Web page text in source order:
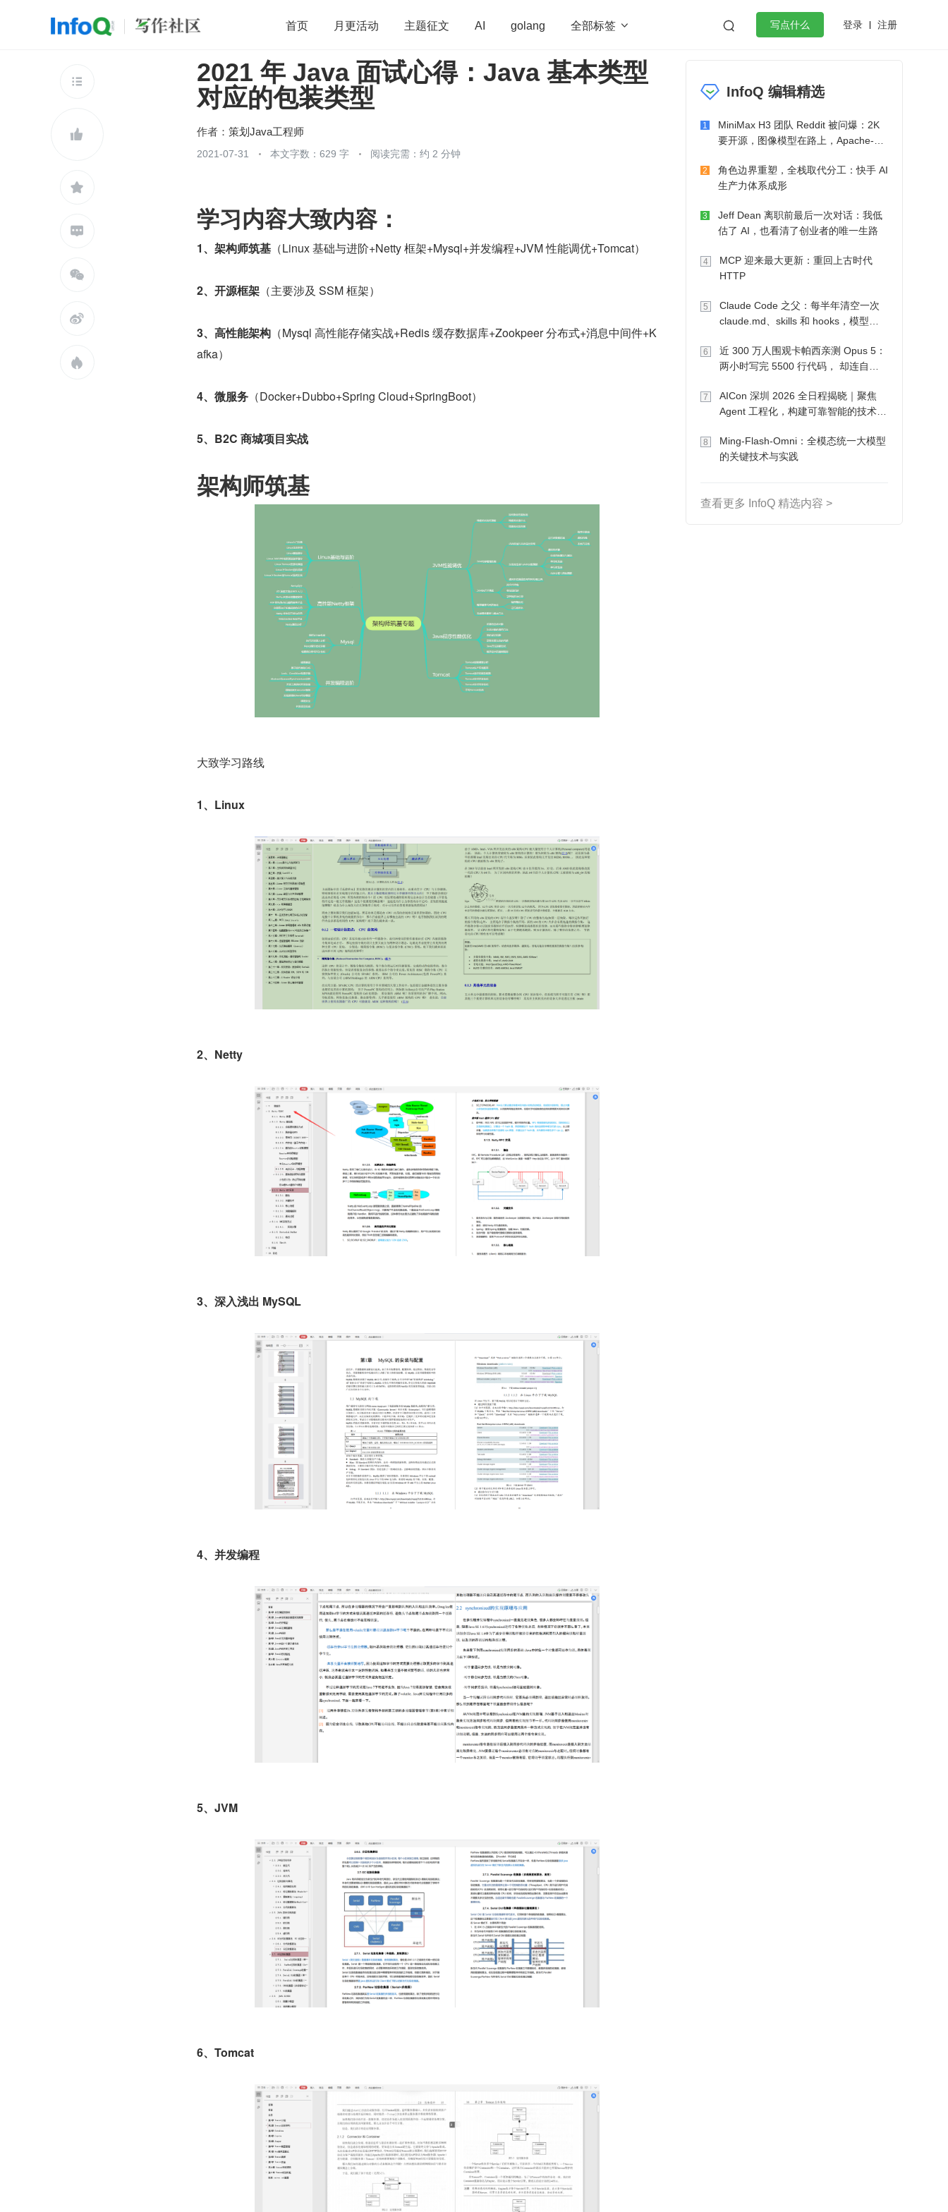
首页 月更活动 主题征文 AI golang 全部标签   写点什么 登录 注册
开源 架构 OpenHarmony 算法 学习方法 Web3.0 高效工作
团队管理 程序员 微服务架构 flutter
查看更多







2021 年 Java 面试心得：Java 基本类型
对应的包装类型
作者： 策划Java工程师
2021-07-31 本文字数：629 字 阅读完需：约 2 分钟
学习内容大致内容：
1、架构师筑基 （Linux 基础与进阶+Netty 框架+Mysql+并发编程+JVM 性能调优+Tomcat）
2、开源框架 （主要涉及 SSM 框架）
3、高性能架构 （Mysql 高性能存储实战+Redis 缓存数据库+Zookpeer 分布式+消息中间件+K
afka）
4、微服务 （Docker+Dubbo+Spring Cloud+SpringBoot）
5、B2C 商城项目实战
架构师筑基
大致学习路线
1、Linux
2、Netty
3、深入浅出 MySQL
4、并发编程
5、JVM
6、Tomcat
InfoQ 编辑精选
1
MiniMax H3 团队 Reddit 被问爆：2K
要开源，图像模型在路上，Apache-2.0
2
角色边界重塑，全栈取代分工：快手 AI
生产力体系成形
3
Jeff Dean 离职前最后一次对话：我低
估了 AI，也看清了创业者的唯一生路
4
MCP 迎来最大更新：重回上古时代
HTTP
5
Claude Code 之父：每半年清空一次
claude.md、skills 和 hooks，模型自
6
近 300 万人围观卡帕西亲测 Opus 5：
两小时写完 5500 行代码， 却连自己
7
AICon 深圳 2026 全日程揭晓｜聚焦
Agent 工程化，构建可靠智能的技术路
8
Ming-Flash-Omni：全模态统一大模型
的关键技术与实践
查看更多 InfoQ 精选内容 >